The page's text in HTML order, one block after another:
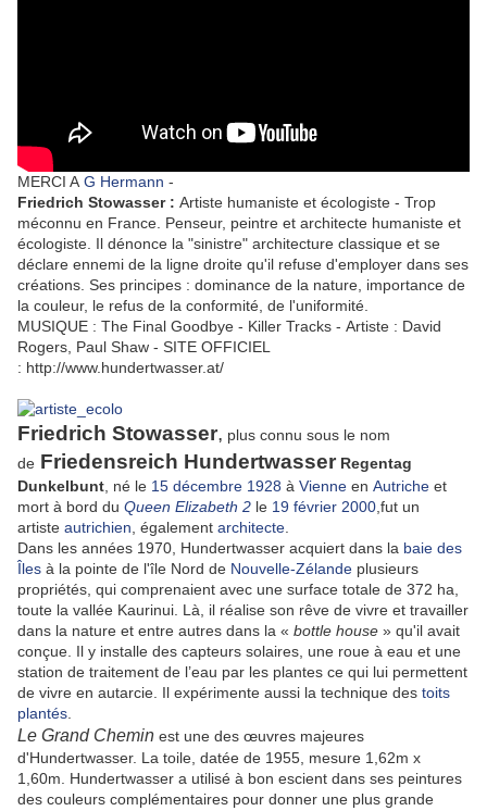
MERCI A G Hermann -
Friedrich Stowasser : Artiste humaniste et écologiste - Trop
méconnu en France. Penseur, peintre et architecte humaniste et
écologiste. Il dénonce la "sinistre" architecture classique et se
déclare ennemi de la ligne droite qu'il refuse d'employer dans ses
créations. Ses principes : dominance de la nature, importance de
la couleur, le refus de la conformité, de l'uniformité.
MUSIQUE : The Final Goodbye - Killer Tracks - Artiste : David
Rogers, Paul Shaw - SITE OFFICIEL
: http://www.hundertwasser.at/
Friedrich Stowasser, plus connu sous le nom
de Friedensreich Hundertwasser Regentag
Dunkelbunt , né le 15 décembre 1928 à Vienne en Autriche et
mort à bord du Queen Elizabeth 2 le 19 février 2000 ,fut un
artiste autrichien , également architecte
Dans les années 1970, Hundertwasser acquiert dans la baie des
Îles à la pointe de l'île Nord de Nouvelle-Zélande plusieurs
propriétés, qui comprenaient avec une surface totale de 372 ha,
toute la vallée Kaurinui. Là, il réalise son rêve de vivre et travailler
dans la nature et entre autres dans la « bottle house » qu'il avait
conçue. Il y installe des capteurs solaires, une roue à eau et une
station de traitement de l’eau par les plantes ce qui lui permettent
de vivre en autarcie. Il expérimente aussi la technique des toits
plantés
Le Grand Chemin est une des œuvres majeures
d'Hundertwasser. La toile, datée de 1955, mesure 1,62m x
1,60m. Hundertwasser a utilisé à bon escient dans ses peintures
des couleurs complémentaires pour donner une plus grande